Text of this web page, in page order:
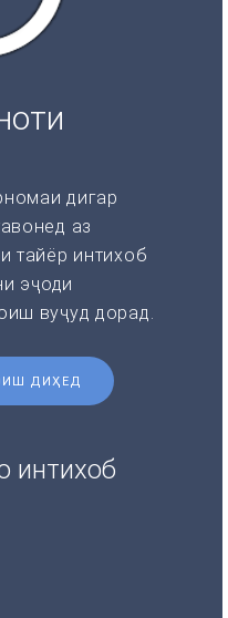
дигар
аз
тайёр интихоб
эҷоди
вуҷуд дорад.
ДИҲЕД
интихоб